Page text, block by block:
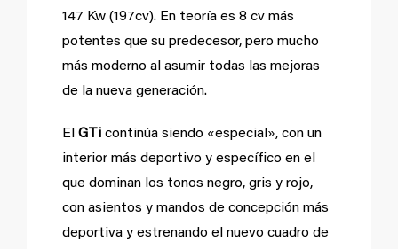
147 Kw (197cv). En teoría es 8 cv más
potentes que su predecesor, pero mucho
más moderno al asumir todas las mejoras
de la nueva generación.
El GTi continúa siendo «especial», con un
interior más deportivo y específico en el
que dominan los tonos negro, gris y rojo,
con asientos y mandos de concepción más
deportiva y estrenando el nuevo cuadro de